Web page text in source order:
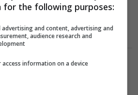
διοικητικό κέντρο της Ιεράς
σήμερα το πρωί ο
κ....
for the following purposes:
advertising and content, advertising and
audience research and
information on a device